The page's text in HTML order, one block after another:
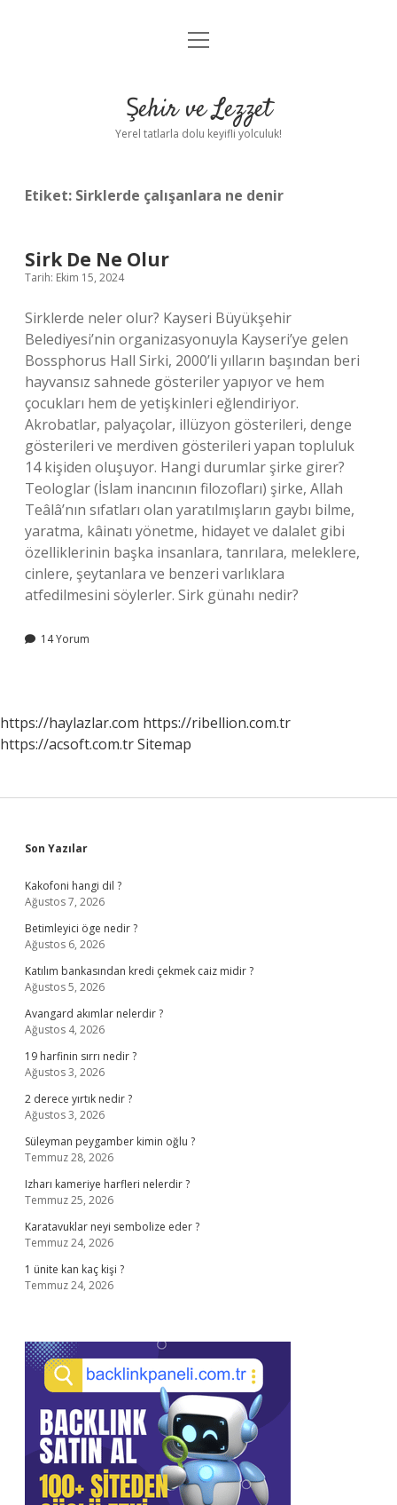
Anasayfa
Yasal Uyarı
menüyü
Şehir ve Lezzet
Yerel tatlarla dolu keyifli yolculuk!
Etiket: Sirklerde çalışanlara ne denir
Sirk De Ne Olur
Tarih: Ekim 15, 2024
Sirklerde neler olur? Kayseri Büyükşehir
Belediyesi’nin organizasyonuyla Kayseri’ye gelen
Bossphorus Hall Sirki, 2000’li yılların başından beri
hayvansız sahnede gösteriler yapıyor ve hem
çocukları hem de yetişkinleri eğlendiriyor.
Akrobatlar, palyaçolar, illüzyon gösterileri, denge
gösterileri ve merdiven gösterileri yapan topluluk
14 kişiden oluşuyor. Hangi durumlar şirke girer?
Teologlar (İslam inancının filozofları) şirke, Allah
Teâlâ’nın sıfatları olan yaratılmışların gaybı bilme,
yaratma, kâinatı yönetme, hidayet ve dalalet gibi
özelliklerinin başka insanlara, tanrılara, meleklere,
cinlere, şeytanlara ve benzeri varlıklara
atfedilmesini söylerler. Sirk günahı nedir?
14 Yorum
https://haylazlar.com https://ribellion.com.tr
https://acsoft.com.trSitemap
Sidebar
Son Yazılar
Kakofoni hangi dil ?
Ağustos 7, 2026
Betimleyici öge nedir ?
Ağustos 6, 2026
Katılım bankasından kredi çekmek caiz midir ?
Ağustos 5, 2026
Avangard akımlar nelerdir ?
Ağustos 4, 2026
19 harfinin sırrı nedir ?
Ağustos 3, 2026
2 derece yırtık nedir ?
Ağustos 3, 2026
Süleyman peygamber kimin oğlu ?
Temmuz 28, 2026
Izharı kameriye harfleri nelerdir ?
Temmuz 25, 2026
Karatavuklar neyi sembolize eder ?
Temmuz 24, 2026
1 ünite kan kaç kişi ?
Temmuz 24, 2026